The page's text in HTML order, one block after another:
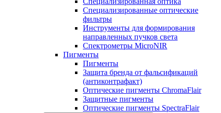
Специализированные оптические
фильтры
Инструменты для формирования
направленных пучков света
Спектрометры MicroNIR
Пигменты
Пигменты
Защита бренда от фальсификаций
(антиконтрафакт)
Оптические пигменты ChromaFlair
Защитные пигменты
Оптические пигменты SpectraFlair